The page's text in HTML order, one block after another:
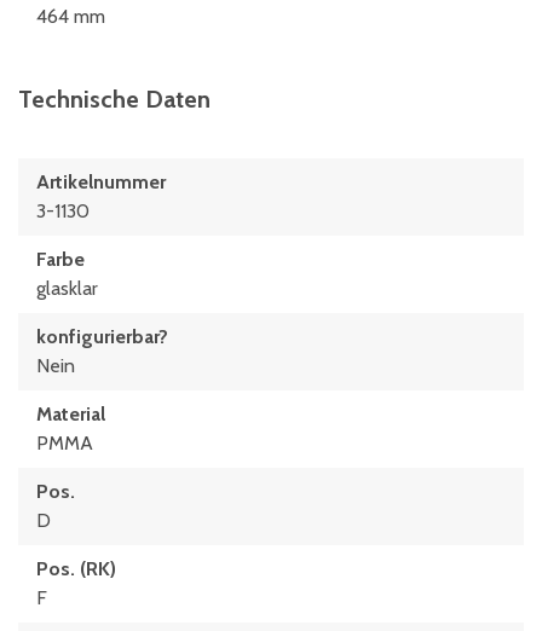
464 mm
Technische Daten
Artikelnummer
3-1130
Farbe
glasklar
konfigurierbar?
Nein
Material
PMMA
Pos.
D
Pos. (RK)
F